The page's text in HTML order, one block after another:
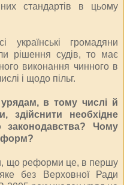
стандартів в цьому
громадяни
рішення судів, то має
виконання чинного в
і щодо пільг.
в тому числі й
необхідне
законодавства? Чому
що реформи це, в першу
без Верховної Ради